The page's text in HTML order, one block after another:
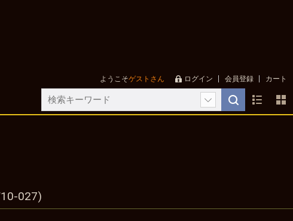
ようこそゲストさん ログイン 会員登録 カート
027)